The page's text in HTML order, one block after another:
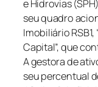
e Hidrovias
seu quadro
Imobiliário
Capital”, que
A gestora de
seu percentual